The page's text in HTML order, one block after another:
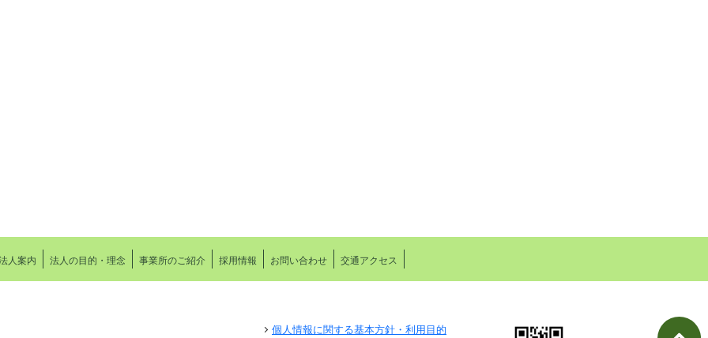
人案内 法人の目的・理念 事業所のご紹介 採用情報 お問い合わせ 交通アクセス
個人情報に関する基本方針・利用目的